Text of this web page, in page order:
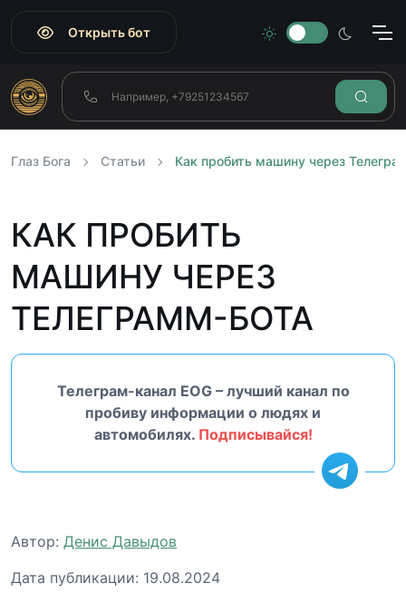
Открыть бот
Глаз Бога Статьи Как пробить машину через
КАК ПРОБИТЬ
МАШИНУ ЧЕРЕЗ
ТЕЛЕГРАММ-БОТА
Телеграм-канал EOG – лучший канал по
пробиву информации о людях и
автомобилях. Подписывайся!
Автор: Денис Давыдов
Дата публикации: 19.08.2024